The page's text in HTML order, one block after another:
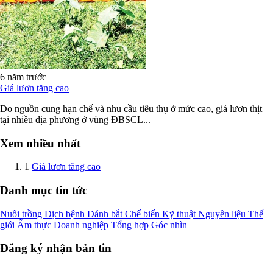
6 năm trước
Giá lươn tăng cao
Do nguồn cung hạn chế và nhu cầu tiêu thụ ở mức cao, giá lươn thịt
tại nhiều địa phương ở vùng ĐBSCL...
Xem nhiều nhất
1 Giá lươn tăng cao
Danh mục tin tức
Nuôi trồng Dịch bệnh Đánh bắt Chế biến Kỹ thuật Nguyên liệu Thế
giới Ẩm thực Doanh nghiệp Tổng hợp Góc nhìn
Đăng ký nhận bản tin